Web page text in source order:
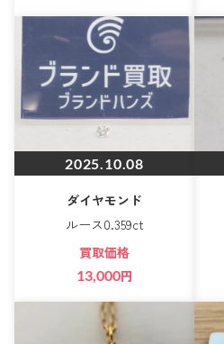
2025.10.08
ダイヤモンド
ルース0.359ct
買取価格
13,000円